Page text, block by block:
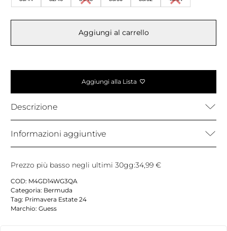
Aggiungi al carrello
Aggiungi alla Lista
Descrizione
Informazioni aggiuntive
Prezzo più basso negli ultimi 30gg:34,99 €
COD: M4GD14WG3QA
Categoria: Bermuda
Tag: Primavera Estate 24
Marchio: Guess